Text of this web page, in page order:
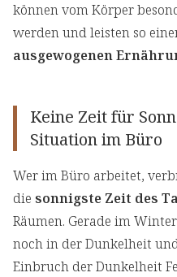
können vom Körper
werden und leisten so
ausgewogenen
Keine Zeit für
Situation im Büro
Wer im Büro arbeitet,
die sonnigste Zeit des
Räumen. Gerade im
noch in der Dunkelheit
Einbruch der Dunkelheit